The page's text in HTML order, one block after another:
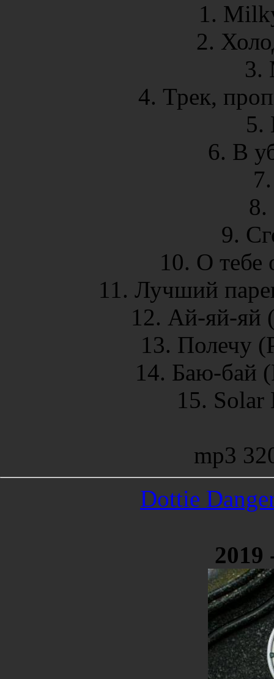
1.
2.
3.
4. Трек,
5.
6. В
9.
10. О тебе
11. Лучший
12. Ай-яй-яй
13. Полечу
14. Баю-бай
15. Solar
mp3
Dottie